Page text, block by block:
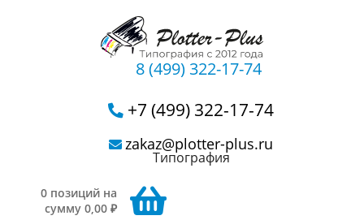
8 (499) 322-17-74
+7 (499) 322-17-74
zakaz@plotter-plus.ru
Типография
0 позиций на
сумму 0,00 ₽